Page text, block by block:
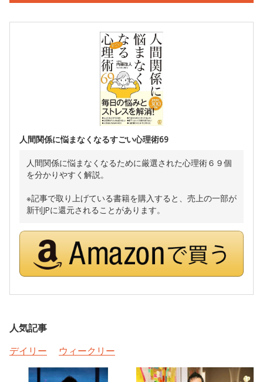
人間関係に悩まなくなるすごい心理術69
人間関係に悩まなくなるために厳選された心理術６９個
を分かりやすく解説。
※記事で取り上げている書籍を購入すると、売上の一部が
新刊JPに還元されることがあります。
人気記事
デイリー
ウィークリー